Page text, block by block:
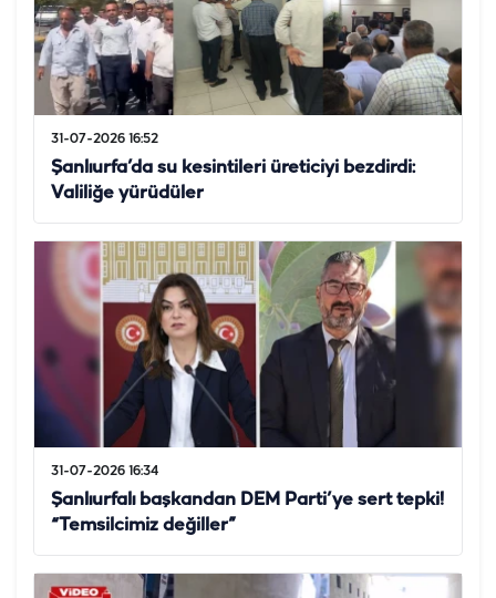
31-07-2026 16:52
Şanlıurfa’da su kesintileri üreticiyi bezdirdi:
Valiliğe yürüdüler
31-07-2026 16:34
Şanlıurfalı başkandan DEM Parti’ye sert tepki!
“Temsilcimiz değiller”